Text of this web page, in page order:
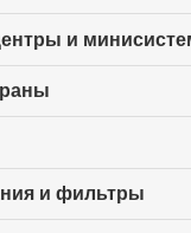
и
и фильтры